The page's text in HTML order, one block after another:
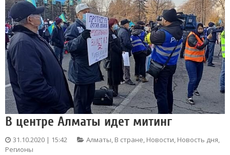
В центре Алматы идет митинг
31.10.2020 | 15:42 Алматы, В стране, Новости, Новость дня,
Регионы